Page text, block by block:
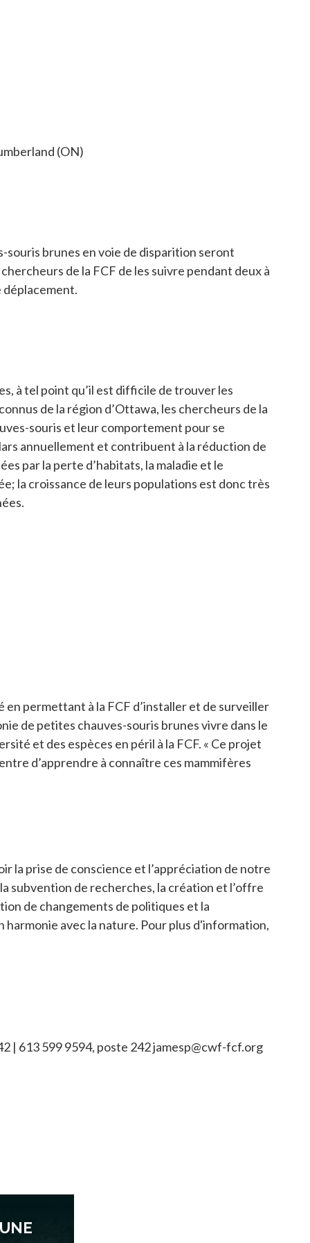
(ON)
souris brunes en voie de disparition seront
de la FCF de les suivre pendant deux à
à tel point qu’il est difficile de trouver les
de la région d’Ottawa, les chercheurs de la
souris et leur comportement pour se
annuellement et contribuent à la réduction de
par la perte d’habitats, la maladie et le
la croissance de leurs populations est donc très
en permettant à la FCF d’installer et de surveiller
de petites chauves-souris brunes vivre dans le
et des espèces en péril à la FCF. « Ce projet
d’apprendre à connaître ces mammifères
la prise de conscience et l’appréciation de notre
subvention de recherches, la création et l’offre
de changements de politiques et la
harmonie avec la nature. Pour plus d'information,
| 613 599 9594, poste 242 jamesp@cwf-fcf.org